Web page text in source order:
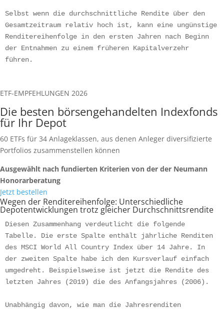
Selbst wenn die durchschnittliche Rendite über den
Gesamtzeitraum relativ hoch ist, kann eine ungünstige
Renditereihenfolge in den ersten Jahren nach Beginn
der Entnahmen zu einem früheren Kapitalverzehr
führen.
ETF-EMPFEHLUNGEN 2026
Die besten börsengehandelten Indexfonds
für Ihr Depot
60 ETFs für 34 Anlageklassen, aus denen Anleger diversifizierte
Portfolios zusammenstellen können
Ausgewählt nach fundierten Kriterien von der der Neumann
Honorarberatung
Jetzt bestellen
Wegen der Renditereihenfolge: Unterschiedliche
Depotentwicklungen trotz gleicher Durchschnittsrendite
Diesen Zusammenhang verdeutlicht die folgende
Tabelle. Die erste Spalte enthält jährliche Renditen
des MSCI World All Country Index über 14 Jahre. In
der zweiten Spalte habe ich den Kursverlauf einfach
umgedreht. Beispielsweise ist jetzt die Rendite des
letzten Jahres (2019) die des Anfangsjahres (2006).
Unabhängig davon, wie man die Jahresrenditen